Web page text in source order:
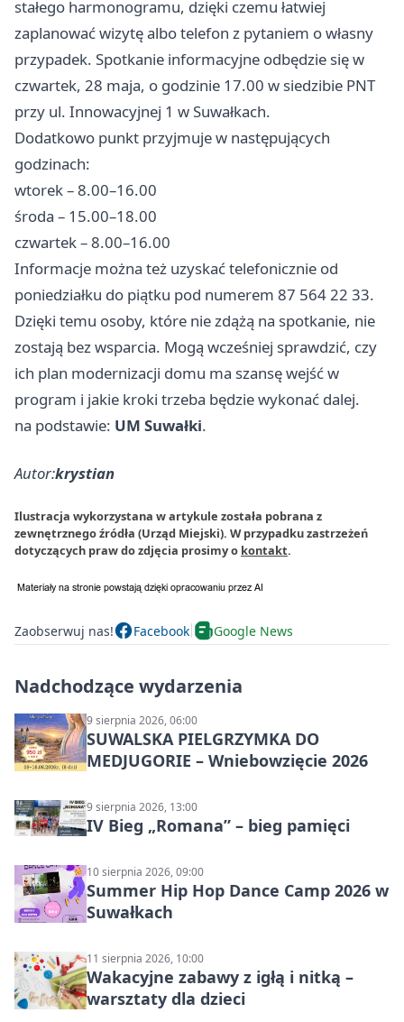
stałego harmonogramu, dzięki czemu łatwiej
zaplanować wizytę albo telefon z pytaniem o własny
przypadek. Spotkanie informacyjne odbędzie się w
czwartek, 28 maja, o godzinie 17.00 w siedzibie PNT
przy ul. Innowacyjnej 1 w Suwałkach.
Dodatkowo punkt przyjmuje w następujących
godzinach:
wtorek – 8.00–16.00
środa – 15.00–18.00
czwartek – 8.00–16.00
Informacje można też uzyskać telefonicznie od
poniedziałku do piątku pod numerem 87 564 22 33.
Dzięki temu osoby, które nie zdążą na spotkanie, nie
zostają bez wsparcia. Mogą wcześniej sprawdzić, czy
ich plan modernizacji domu ma szansę wejść w
program i jakie kroki trzeba będzie wykonać dalej.
na podstawie: UM Suwałki.
Autor:krystian
Ilustracja wykorzystana w artykule została pobrana z
zewnętrznego źródła (Urząd Miejski). W przypadku zastrzeżeń
dotyczących praw do zdjęcia prosimy o kontakt.
Zaobserwuj nas! Facebook Google News
Nadchodzące wydarzenia
9 sierpnia 2026, 06:00
SUWALSKA PIELGRZYMKA DO
MEDJUGORIE – Wniebowzięcie 2026
9 sierpnia 2026, 13:00
IV Bieg „Romana” – bieg pamięci
10 sierpnia 2026, 09:00
Summer Hip Hop Dance Camp 2026 w
Suwałkach
11 sierpnia 2026, 10:00
Wakacyjne zabawy z igłą i nitką –
warsztaty dla dzieci